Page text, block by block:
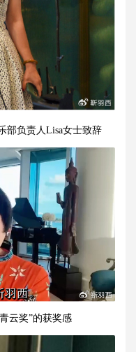
部负责人Lisa女士致辞
云奖”的获奖感